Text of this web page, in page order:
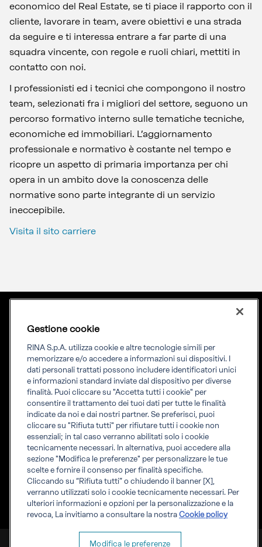
economico del Real Estate, se ti piace il rapporto con il
cliente, lavorare in team, avere obiettivi e una strada
da seguire e ti interessa entrare a far parte di una
squadra vincente, con regole e ruoli chiari, mettiti in
contatto con noi.
I professionisti ed i tecnici che compongono il nostro
team, selezionati fra i migliori del settore, seguono un
percorso formativo interno sulle tematiche tecniche,
economiche ed immobiliari. L’aggiornamento
professionale e normativo è costante nel tempo e
ricopre un aspetto di primaria importanza per chi
opera in un ambito dove la conoscenza delle
normative sono parte integrante di un servizio
ineccepibile.
Visita il sito carriere
Priming your future
RINA Prime supporta i propri clienti nella transizione verso un
futuro più evoluto e sostenibile
Informati
Scopri RINA
Info legali
Compliance
Whistleblowing
RINA Prime Value Services S.p.A. P.IVA IT 09587170961
Gestione cookie
RINA S.p.A. utilizza cookie e altre tecnologie simili per
memorizzare e/o accedere a informazioni sui dispositivi. I
dati personali trattati possono includere identificatori unici
e informazioni standard inviate dal dispositivo per diverse
finalità. Puoi cliccare su "Accetta tutti i cookie" per
consentire il trattamento dei tuoi dati per tutte le finalità
indicate da noi e dai nostri partner. Se preferisci, puoi
cliccare su "Rifiuta tutti" per rifiutare tutti i cookie non
essenziali; in tal caso verranno abilitati solo i cookie
tecnicamente necessari. In alternativa, puoi accedere alla
sezione "Modifica le preferenze" per personalizzare le tue
scelte e fornire il consenso per finalità specifiche.
Cliccando su “Rifiuta tutti” o chiudendo il banner [X],
verranno utilizzati solo i cookie tecnicamente necessari. Per
ulteriori informazioni e opzioni per la personalizzazione e la
revoca, La invitiamo a consultare la nostra Cookie policy
Modifica le preferenze